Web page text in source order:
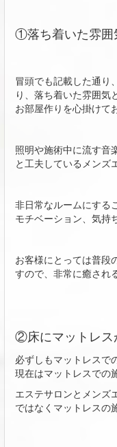
①落ち着いた雰囲
冒頭でも記載した通り
り、落ち着いた雰囲気
お部屋作りを心掛けて
照明や施術中に流す音
と工夫しているメンズ
非日常なルームにする
モチベーション、気持
お客様にとっては普段
すので、非常に癒され
②床にマットレス
必ずしもマットレスで
現在はマットレスでの
エステサロンとメンズ
ではなくマットレスの